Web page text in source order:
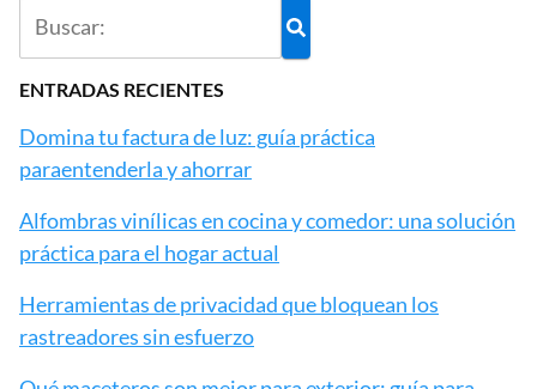
ENTRADAS RECIENTES
Domina tu factura de luz: guía práctica
paraentenderla y ahorrar
Alfombras vinílicas en cocina y comedor: una solución
práctica para el hogar actual
Herramientas de privacidad que bloquean los
rastreadores sin esfuerzo